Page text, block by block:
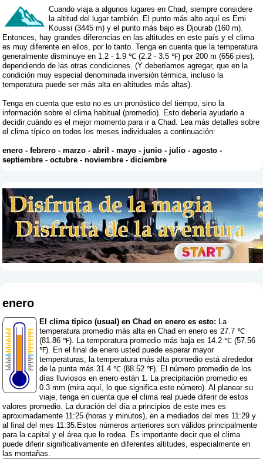
Cuando viaja a algunos lugares en Chad, siempre considere
la altitud del lugar también. El punto más alto aquí es Emi
Koussi (3445 m) y el punto más bajo es Djourab (160 m).
Entonces, hay grandes diferencias en las altitudes en este país y el clima
es muy diferente en ellos, por lo tanto. Tenga en cuenta que la temperatura
generalmente disminuye en 1.2 - 1.9 ℃ (2.2 - 3.5 ℉) por 200 m (656 pies),
dependiendo de las otras condiciones. (Y deberíamos agregar, que en la
condición muy especial denominada inversión térmica, incluso la
temperatura puede ser más alta en altitudes más altas).
Tenga en cuenta que esto no es un pronóstico del tiempo, sino la
información sobre el clima habitual (promedio). Esto debería ayudarlo a
decidir cuándo es el mejor momento para ir a Chad. Lea más detalles sobre
el clima típico en todos los meses individuales a continuación:
enero -febrero -marzo -abril -mayo - junio - julio -agosto -
septiembre -octubre -noviembre -diciembre
enero
El clima típico (usual) en Chad en enero es esto: La
temperatura promedio más alta en Chad en enero es 27.7 ℃
(81.86 ℉). La temperatura promedio más baja es 14.2 ℃ (57.56
℉). En el final de enero usted puede esperar mayor
temperaturas, la temperatura más alta promedio está alrededor
de la punta más 31.4 ℃ (88.52 ℉). El número promedio de los
días lluviosos en enero están 1. La precipitación promedio es
0.3 mm (mira aquí, lo que significa este número). Al planear su
viaje, tenga en cuenta que el clima real puede diferir de estos
valores promedio. La duración del día a principios de este mes es
aproximadamente 11:25 (horas y minutos), en a mediados del mes 11:29 y
al final del mes 11:35.Estos números anteriores son válidos principalmente
para la capital y el área que lo rodea. Es importante decir que el clima
puede diferir significativamente en diferentes altitudes, especialmente en
las montañas.